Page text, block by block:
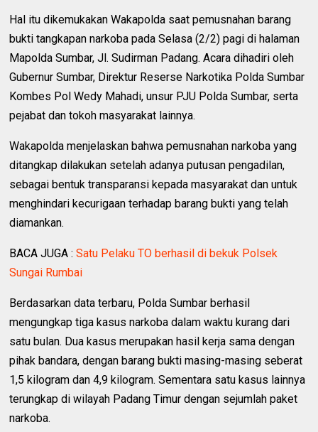
Hal itu dikemukakan Wakapolda saat pemusnahan barang
bukti tangkapan narkoba pada Selasa (2/2) pagi di halaman
Mapolda Sumbar, Jl. Sudirman Padang. Acara dihadiri oleh
Gubernur Sumbar, Direktur Reserse Narkotika Polda Sumbar
Kombes Pol Wedy Mahadi, unsur PJU Polda Sumbar, serta
pejabat dan tokoh masyarakat lainnya.
Wakapolda menjelaskan bahwa pemusnahan narkoba yang
ditangkap dilakukan setelah adanya putusan pengadilan,
sebagai bentuk transparansi kepada masyarakat dan untuk
menghindari kecurigaan terhadap barang bukti yang telah
diamankan.
BACA JUGA :Satu Pelaku TO berhasil di bekuk Polsek
Sungai Rumbai
Berdasarkan data terbaru, Polda Sumbar berhasil
mengungkap tiga kasus narkoba dalam waktu kurang dari
satu bulan. Dua kasus merupakan hasil kerja sama dengan
pihak bandara, dengan barang bukti masing-masing seberat
1,5 kilogram dan 4,9 kilogram. Sementara satu kasus lainnya
terungkap di wilayah Padang Timur dengan sejumlah paket
narkoba.